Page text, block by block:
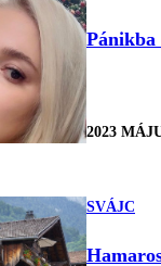
Pánikba
2023
SVÁJC